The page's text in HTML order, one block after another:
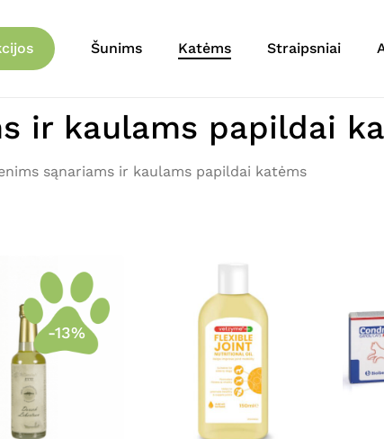
Šunims Katėms Straipsniai
ir kaulams papildai
sąnariams ir kaulams papildai katėms
-13%